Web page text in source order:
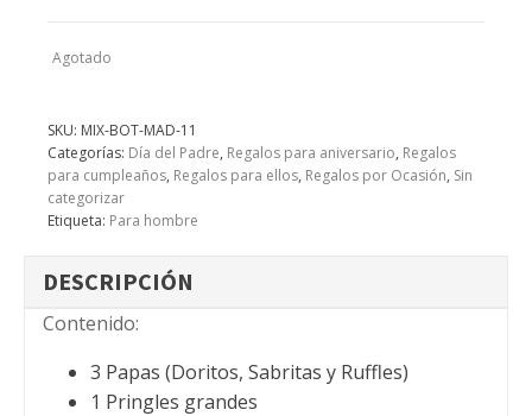
Agotado
SKU: MIX-BOT-MAD-11
Categorías: Día del Padre, Regalos para aniversario, Regalos
para cumpleaños, Regalos para ellos, Regalos por Ocasión, Sin
categorizar
Etiqueta: Para hombre
DESCRIPCIÓN
Contenido:
3 Papas (Doritos, Sabritas y Ruffles)
1 Pringles grandes